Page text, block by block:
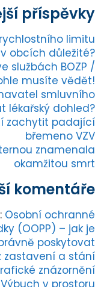
příspěvky
limitu
obcích důležité?
službách BOZP /
musíte vědět!
smluvního
lékařský dohled?
zachytit padající
břemeno VZV
znamenala
okamžitou smrt
komentáře
: Osobní ochranné
(OOPP) – jak je
poskytovat
zastavení a stání
znázornění
Výbuch v prostoru